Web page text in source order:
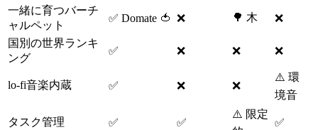
一緒に育つバーチ
ャルペット
✅ Domate 🍅 ❌ 🌳 木 ❌
国別の世界ランキ
ング
✅ ❌ ❌ ❌
lo-fi音楽内蔵 ✅ ❌ ❌
⚠️ 環
境音
タスク管理 ✅ ✅
⚠️ 限定
✅